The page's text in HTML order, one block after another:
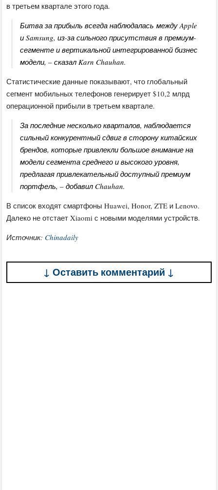
в третьем квартале этого года.
Битва за прибыль всегда наблюдалась между Apple
и Samsung, из-за сильного присутствия в премиум-
сегменте и вертикальной интегрированной бизнес
модели, – сказал Karn Chauhan.
Статистические данные показывают, что глобальный
сегмент мобильных телефонов генерирует $10,2 млрд
операционной прибыли в третьем квартале.
За последние несколько кварталов, наблюдается
сильный конкурентный сдвиг в сторону китайских
брендов, которые привлекли большое внимание на
модели сегмента среднего и высокого уровня,
предлагая привлекательный доступный премиум
портфель, – добавил Chauhan.
В список входят смартфоны Huawei, Honor, ZTE и Lenovo.
Далеко не отстает Xiaomi с новыми моделями устройств.
Источник: Chinadaily
↓ Оставить комментарий ↓